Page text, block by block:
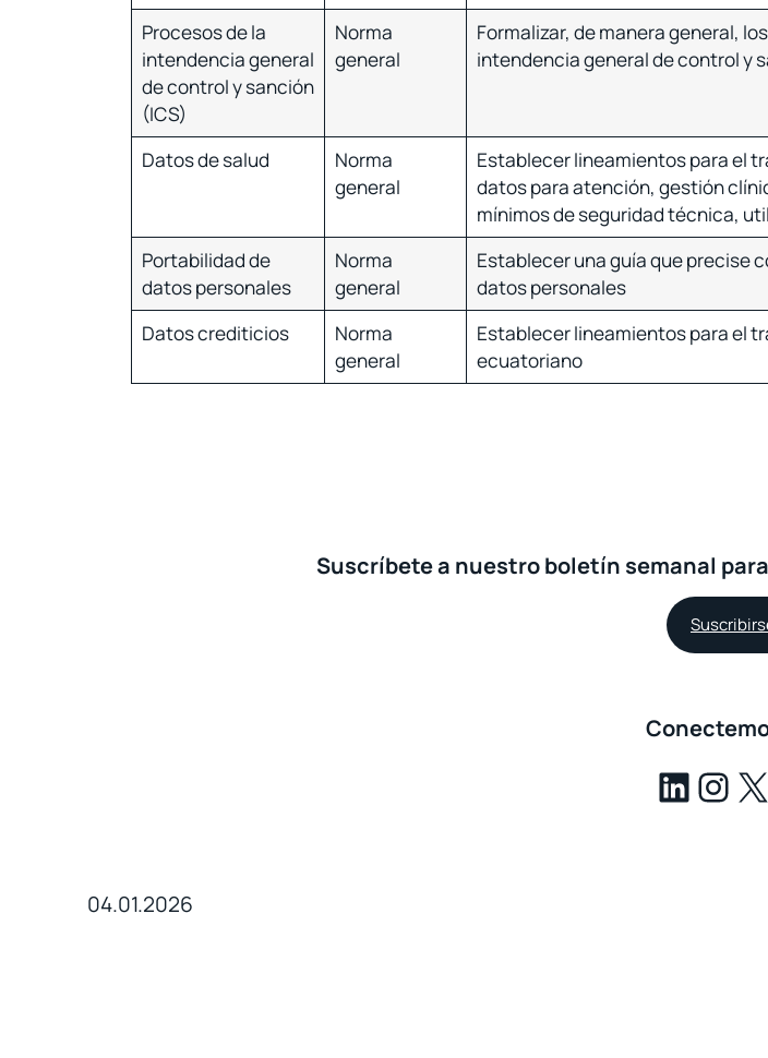
Procesos de la
intendencia general
de control y sanción
(ICS)
Norma
general
Formalizar, de manera general,
intendencia general de control y
Datos de salud
Norma
general
Establecer lineamientos para el
datos para atención, gestión
mínimos de seguridad técnica,
Portabilidad de
datos personales
Norma
general
Establecer una guía que precise
datos personales
Datos crediticios
Norma
general
Establecer lineamientos para el
ecuatoriano
Suscríbete a nuestro boletín semanal
04.01.2026